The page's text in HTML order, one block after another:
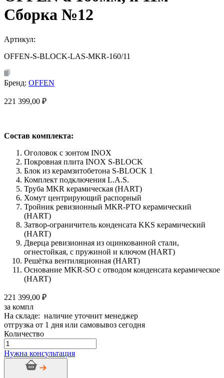
Сборка №12
Артикул:
OFFEN-S-BLOCK-LAS-MKR-160/11
Бренд: OFFEN
221 399,00 ₽
Состав комплекта:
Оголовок с зонтом INOX
Покровная плита INOX S-BLOCK
Блок из керамзитобетона S-BLOCK 1
Комплект подключения L.A.S.
Труба MKR керамическая (HART)
Хомут центрирующий распорный
Тройник ревизионный MKR-PTO керамический
(HART)
Затвор-ограничитель конденсата KKS керамический
(HART)
Дверца ревизионная из оцинкованной стали,
огнестойкая, с пружиной и ключом (HART)
Решётка вентиляционная (HART)
Основание MKR-SO с отводом конденсата керамическое
(HART)
221 399,00 ₽
за компл
На складе: наличие уточнит менеджер
отгрузка от 1 дня или самовывоз сегодня
Количество
Количество
товара
Дымоход
керамический
Нужна консультация